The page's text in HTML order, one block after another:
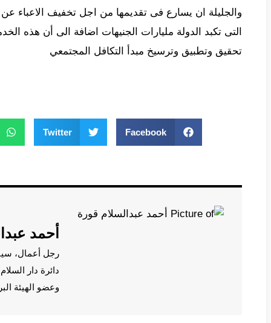
والجليلة ان يسارع فى تقديمها من اجل تخفيف الاعباء
التى تكبد الدولة مليارات الجنيهات اضافة الى أن هذه
تحقيق وتطبيق وترسيخ مبدأ التكافل المجتمعي
Facebook
Twitter
أحمد
رجل أعمال،
دائرة دار
وعضو الهيئة